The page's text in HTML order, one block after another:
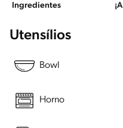
Ingredientes
Utensílios
Bowl
Horno